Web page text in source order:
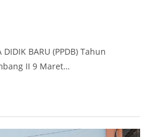
DIDIK BARU (PPDB) Tahun
II 9 Maret…